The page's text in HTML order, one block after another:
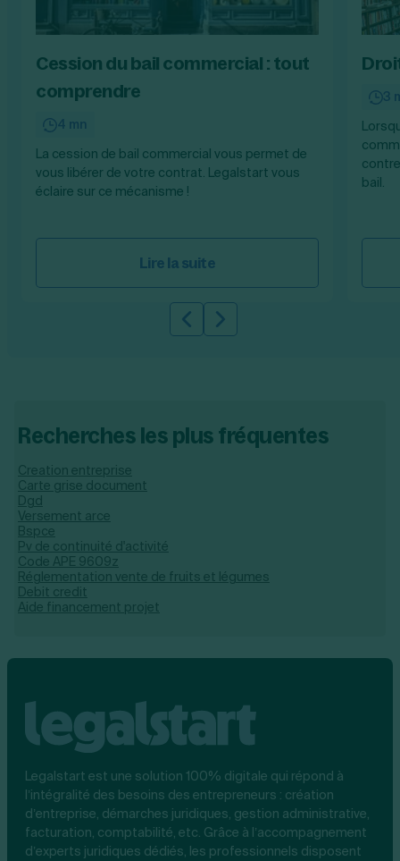
Cession du bail commercial : tout
comprendre
4 mn
La cession de bail commercial vous permet de
vous libérer de votre contrat. Legalstart vous
éclaire sur ce mécanisme !
Lire la suite
3
bail.
Slide précédente
Slide suivante
Recherches les plus fréquentes
Creation entreprise
Carte grise document
Dgd
Versement arce
Bspce
Pv de continuité d'activité
Code APE 9609z
Réglementation vente de fruits et légumes
Debit credit
Aide financement projet
Legalstart est une solution 100% digitale qui répond à
l’intégralité des besoins des entrepreneurs : création
d’entreprise, démarches juridiques, gestion administrative,
facturation, comptabilité, etc. Grâce à l’accompagnement
d’experts juridiques dédiés, les professionnels disposent